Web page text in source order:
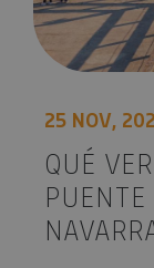
25 NOV,
QUÉ